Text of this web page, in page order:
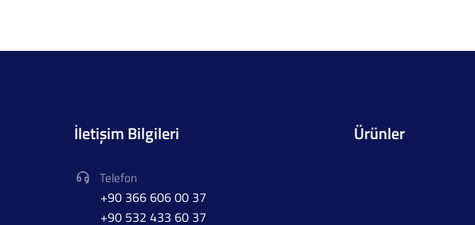
İletişim Bilgileri
Telefon
+90 366 606 00 37
+90 532 433 60 37
Ürünler